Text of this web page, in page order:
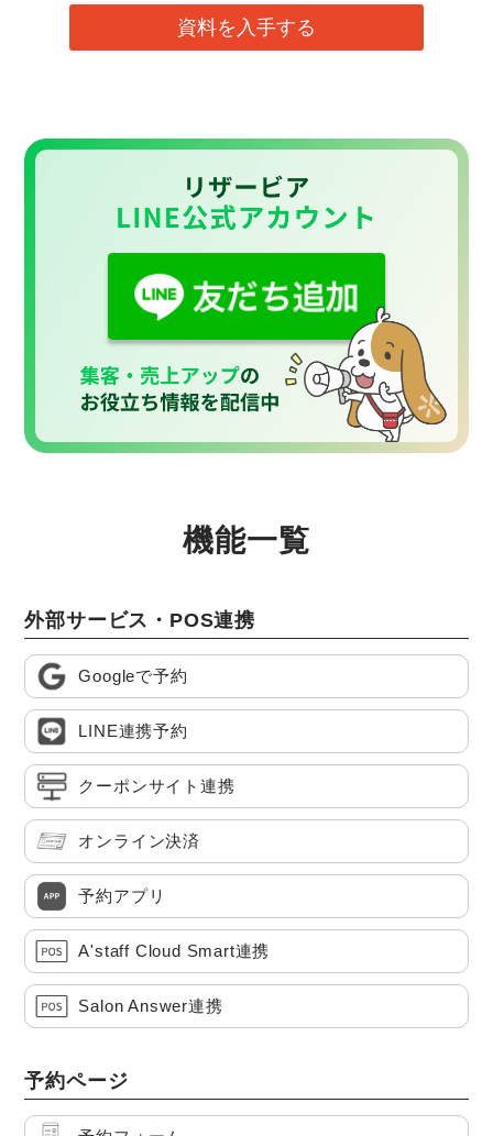
資料を入手する
機能一覧
外部サービス・POS連携
Googleで予約
LINE連携予約
クーポンサイト連携
オンライン決済
予約アプリ
A'staff Cloud Smart連携
Salon Answer連携
予約ページ